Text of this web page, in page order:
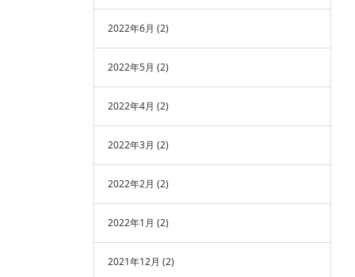
2022年6月 (2)
2022年5月 (2)
2022年4月 (2)
2022年3月 (2)
2022年2月 (2)
2022年1月 (2)
2021年12月 (2)